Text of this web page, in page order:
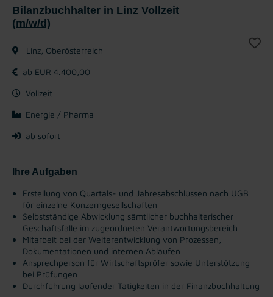
Bilanzbuchhalter in Linz Vollzeit
(m/w/d)
Linz, Oberösterreich
ab EUR 4.400,00
Vollzeit
Energie / Pharma
ab sofort
Ihre Aufgaben
Erstellung von Quartals- und Jahresabschlüssen nach UGB
für einzelne Konzerngesellschaften
Selbstständige Abwicklung sämtlicher buchhalterischer
Geschäftsfälle im zugeordneten Verantwortungsbereich
Mitarbeit bei der Weiterentwicklung von Prozessen,
Dokumentationen und internen Abläufen
Ansprechperson für Wirtschaftsprüfer sowie Unterstützung
bei Prüfungen
Durchführung laufender Tätigkeiten in der Finanzbuchhaltung